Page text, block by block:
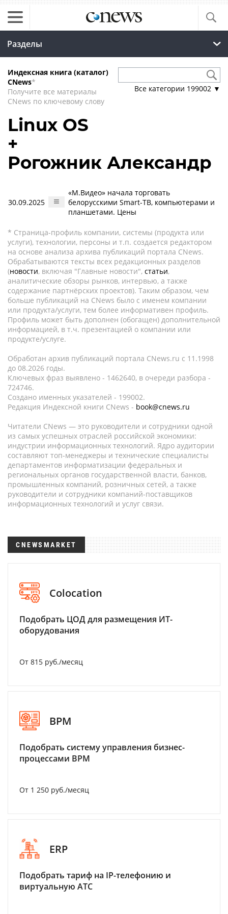
Разделы
Индексная книга (каталог)
CNews*
Получите все материалы
CNews по ключевому слову
Все категории 199002 ▼
Linux OS
+
Рогожник Александр
30.09.2025
«М.Видео» начала торговать
белорусскими Smart-ТВ, компьютерами и
планшетами. Цены
* Страница-профиль компании, системы (продукта или
услуги), технологии, персоны и т.п. создается редактором
на основе анализа архива публикаций портала CNews.
Обрабатываются тексты всех редакционных разделов
(новости, включая "Главные новости", статьи,
аналитические обзоры рынков, интервью, а также
содержание партнёрских проектов). Таким образом, чем
больше публикаций на CNews было с именем компании
или продукта/услуги, тем более информативен профиль.
Профиль может быть дополнен (обогащен) дополнительной
информацией, в т.ч. презентацией о компании или
продукте/услуге.
Обработан архив публикаций портала CNews.ru c 11.1998
до 08.2026 годы.
Ключевых фраз выявлено - 1462640, в очереди разбора -
724746.
Создано именных указателей - 199002.
Редакция Индексной книги CNews - book@cnews.ru
Читатели CNews — это руководители и сотрудники одной
из самых успешных отраслей российской экономики:
индустрии информационных технологий. Ядро аудитории
составляют топ-менеджеры и технические специалисты
департаментов информатизации федеральных и
региональных органов государственной власти, банков,
промышленных компаний, розничных сетей, а также
руководители и сотрудники компаний-поставщиков
информационных технологий и услуг связи.
CNEWSMARKET
Colocation
Подобрать ЦОД для размещения ИТ-
оборудования
От 815 руб./месяц
BPM
Подобрать систему управления бизнес-
процессами BPM
От 1 250 руб./месяц
ERP
Подобрать тариф на IP-телефонию и
виртуальную АТС